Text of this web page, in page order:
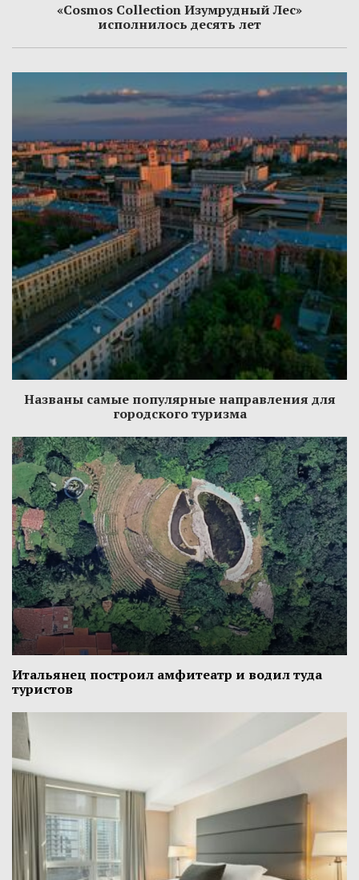
«Cosmos Collection Изумрудный Лес»
исполнилось десять лет
Названы самые популярные направления для
городского туризма
Итальянец построил амфитеатр и водил туда
туристов